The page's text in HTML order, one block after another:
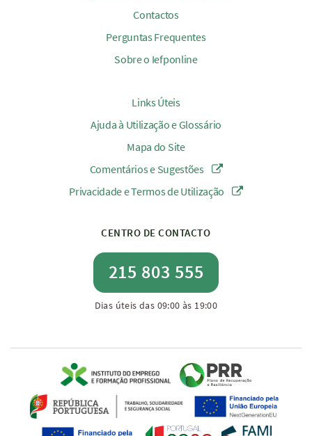
Contactos
Perguntas Frequentes
Sobre o Iefponline
Links Úteis
Ajuda à Utilização e Glossário
Mapa do Site
Comentários e Sugestões
Privacidade e Termos de Utilização
CENTRO DE CONTACTO
215 803 555
Dias úteis das 09:00 às 19:00